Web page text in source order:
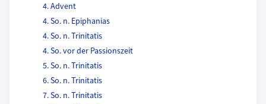
4. Advent
4. So. n. Epiphanias
4. So. n. Trinitatis
4. So. vor der Passionszeit
5. So. n. Trinitatis
6. So. n. Trinitatis
7. So. n. Trinitatis